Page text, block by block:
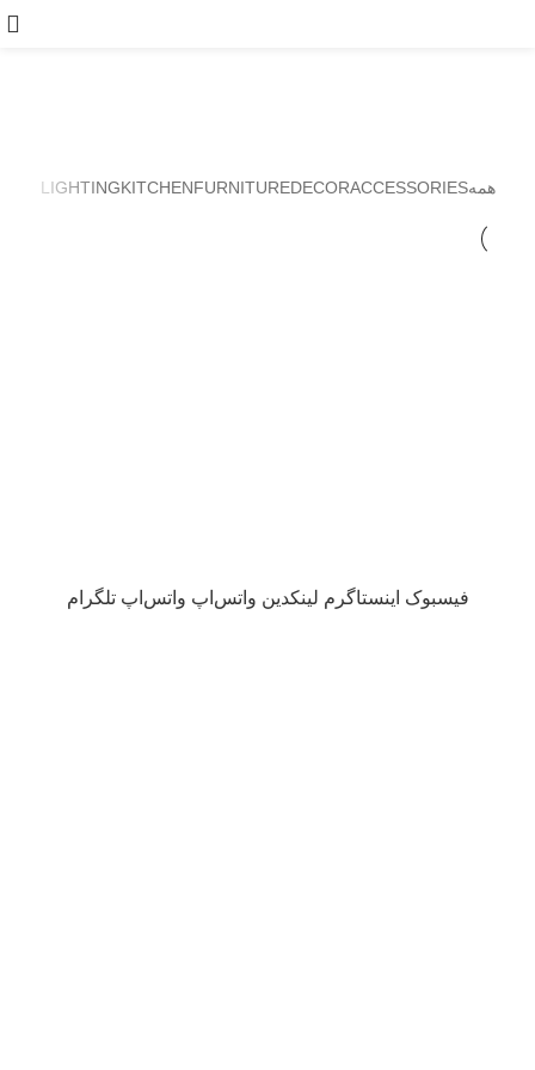
همهACCESSORIES
DECOR
FURNITURE
KITCHEN
LIGHTING
فیسبوک اینستاگرم لینکدین واتس‌اپ واتس‌اپ تلگرام